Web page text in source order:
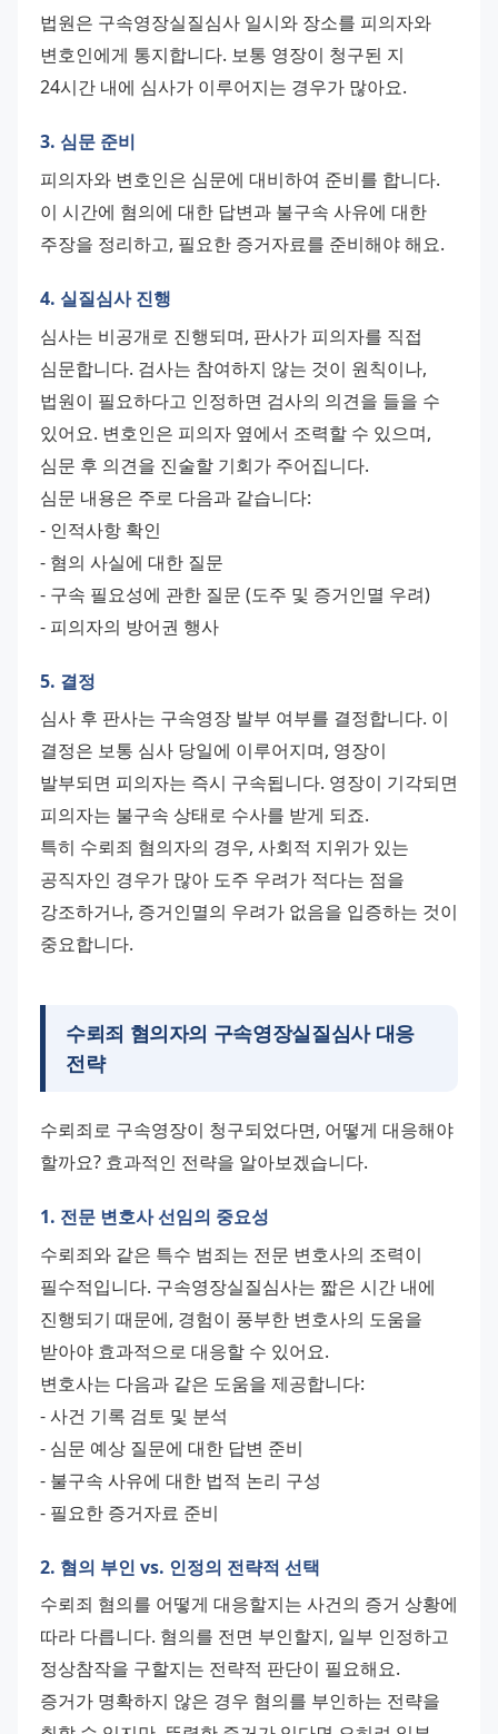
법원은 구속영장실질심사 일시와 장소를 피의자와
변호인에게 통지합니다. 보통 영장이 청구된 지
24시간 내에 심사가 이루어지는 경우가 많아요.
3. 심문 준비
피의자와 변호인은 심문에 대비하여 준비를 합니다.
이 시간에 혐의에 대한 답변과 불구속 사유에 대한
주장을 정리하고, 필요한 증거자료를 준비해야 해요.
4. 실질심사 진행
심사는 비공개로 진행되며, 판사가 피의자를 직접
심문합니다. 검사는 참여하지 않는 것이 원칙이나,
법원이 필요하다고 인정하면 검사의 의견을 들을 수
있어요. 변호인은 피의자 옆에서 조력할 수 있으며,
심문 후 의견을 진술할 기회가 주어집니다.
심문 내용은 주로 다음과 같습니다:
- 인적사항 확인
- 혐의 사실에 대한 질문
- 구속 필요성에 관한 질문 (도주 및 증거인멸 우려)
- 피의자의 방어권 행사
5. 결정
심사 후 판사는 구속영장 발부 여부를 결정합니다. 이
결정은 보통 심사 당일에 이루어지며, 영장이
발부되면 피의자는 즉시 구속됩니다. 영장이 기각되면
피의자는 불구속 상태로 수사를 받게 되죠.
특히 수뢰죄 혐의자의 경우, 사회적 지위가 있는
공직자인 경우가 많아 도주 우려가 적다는 점을
강조하거나, 증거인멸의 우려가 없음을 입증하는 것이
중요합니다.
수뢰죄 혐의자의 구속영장실질심사 대응
전략
수뢰죄로 구속영장이 청구되었다면, 어떻게 대응해야
할까요? 효과적인 전략을 알아보겠습니다.
1. 전문 변호사 선임의 중요성
수뢰죄와 같은 특수 범죄는 전문 변호사의 조력이
필수적입니다. 구속영장실질심사는 짧은 시간 내에
진행되기 때문에, 경험이 풍부한 변호사의 도움을
받아야 효과적으로 대응할 수 있어요.
변호사는 다음과 같은 도움을 제공합니다:
- 사건 기록 검토 및 분석
- 심문 예상 질문에 대한 답변 준비
- 불구속 사유에 대한 법적 논리 구성
- 필요한 증거자료 준비
2. 혐의 부인 vs. 인정의 전략적 선택
수뢰죄 혐의를 어떻게 대응할지는 사건의 증거 상황에
따라 다릅니다. 혐의를 전면 부인할지, 일부 인정하고
정상참작을 구할지는 전략적 판단이 필요해요.
증거가 명확하지 않은 경우 혐의를 부인하는 전략을